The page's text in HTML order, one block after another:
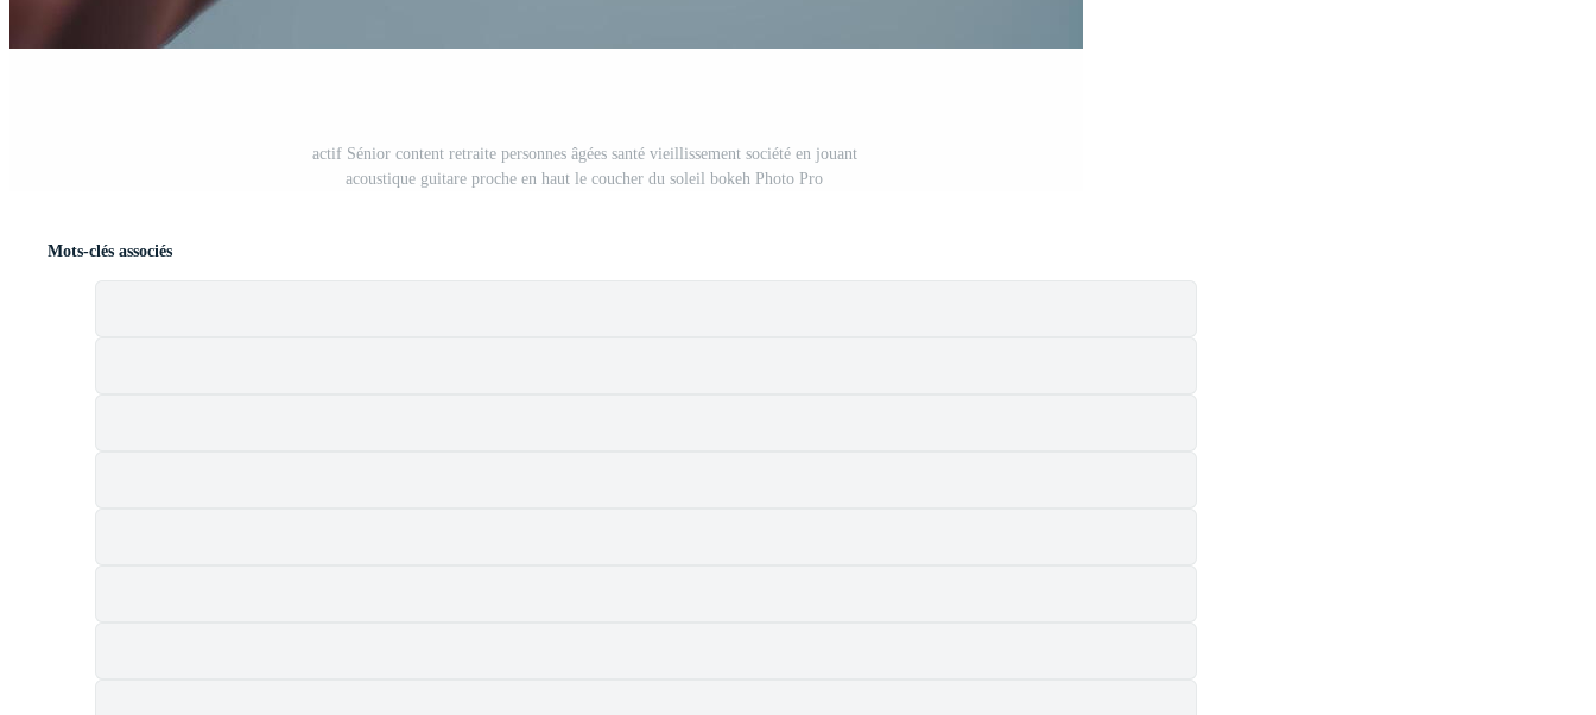
actif Sénior content retraite personnes âgées santé vieillissement société en jouant
acoustique guitare proche en haut le coucher du soleil bokeh Photo Pro
Mots-clés associés